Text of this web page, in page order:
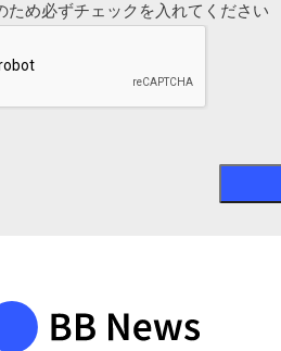
ため必ずチェックを入れてください